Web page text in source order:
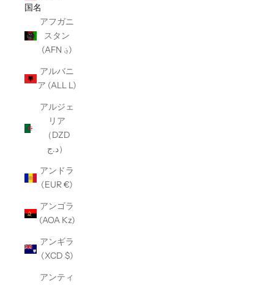
国名
アフガニ
スタン
(AFN ؋)
アルバニ
ア (ALL L)
アルジェ
リア
（DZD
د.ج）
アンドラ
(EUR €)
アンゴラ
(AOA Kz)
アンギラ
(XCD $)
アンティ